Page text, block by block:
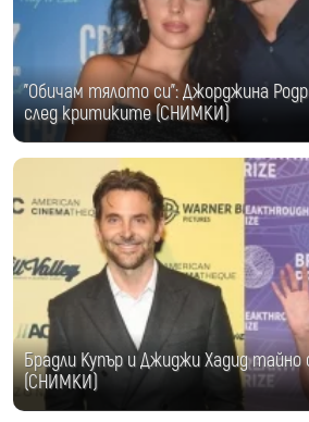
"Обичам тялото си": Джорджина
след критиките (СНИМКИ)
Брадли Купър и Джиджи Хадид тайно
(СНИМКИ)